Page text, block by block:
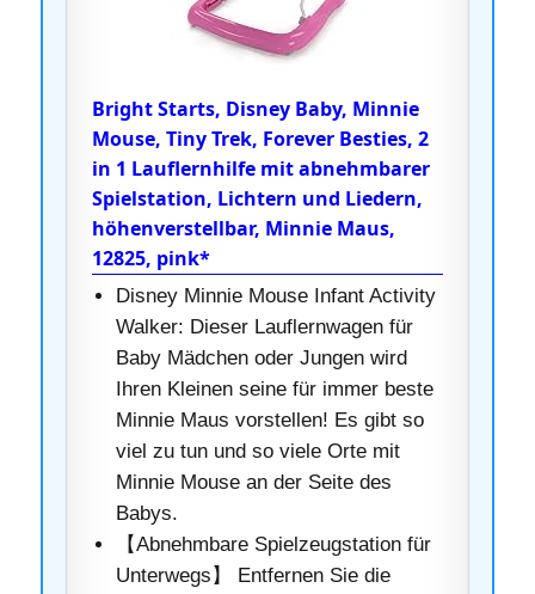
Bright Starts, Disney Baby, Minnie
Mouse, Tiny Trek, Forever Besties, 2
in 1 Lauflernhilfe mit abnehmbarer
Spielstation, Lichtern und Liedern,
höhenverstellbar, Minnie Maus,
12825, pink*
Disney Minnie Mouse Infant Activity
Walker: Dieser Lauflernwagen für
Baby Mädchen oder Jungen wird
Ihren Kleinen seine für immer beste
Minnie Maus vorstellen! Es gibt so
viel zu tun und so viele Orte mit
Minnie Mouse an der Seite des
Babys.
【Abnehmbare Spielzeugstation für
Unterwegs】 Entfernen Sie die